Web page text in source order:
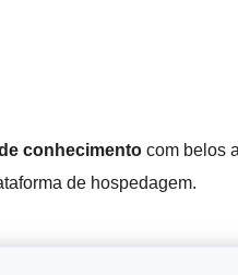
conhecimento com belos
de hospedagem.